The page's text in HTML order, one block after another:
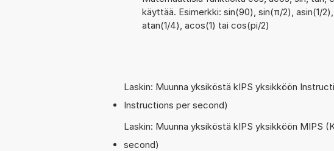
käyttää. Esimerkki: sin(90), sin(π/2), asin(1/
atan(1/4), acos(1) tai cos(pi/2)
Laskin: Muunna yksiköstä kIPS yksikköön
Instructions per second)
Laskin: Muunna yksiköstä kIPS yksikköön MIPS
second)